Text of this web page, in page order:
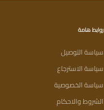
روابط هامة
سياسة التوصيل
سياسة الاسترجاع
سياسة الخصوصية
الشروط والاحكام